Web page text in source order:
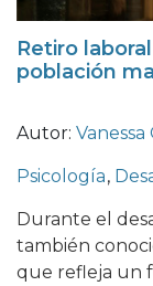
Retiro
población
Autor:
Psicología,
Durante el
también
que refleja un